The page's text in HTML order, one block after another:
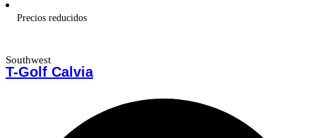
Precios reducidos
Southwest
T-Golf Calvia